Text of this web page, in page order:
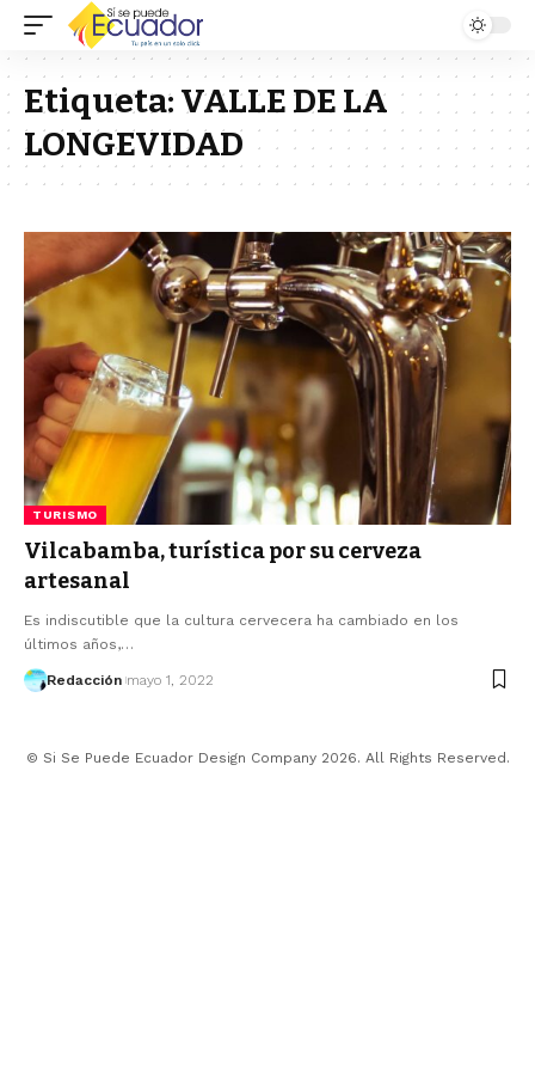
Etiqueta: VALLE DE LA
LONGEVIDAD
TURISMO
Vilcabamba, turística por su cerveza
artesanal
Es indiscutible que la cultura cervecera ha cambiado en los
últimos años,…
Redacción mayo 1, 2022
© Si Se Puede Ecuador Design Company 2026. All Rights Reserved.